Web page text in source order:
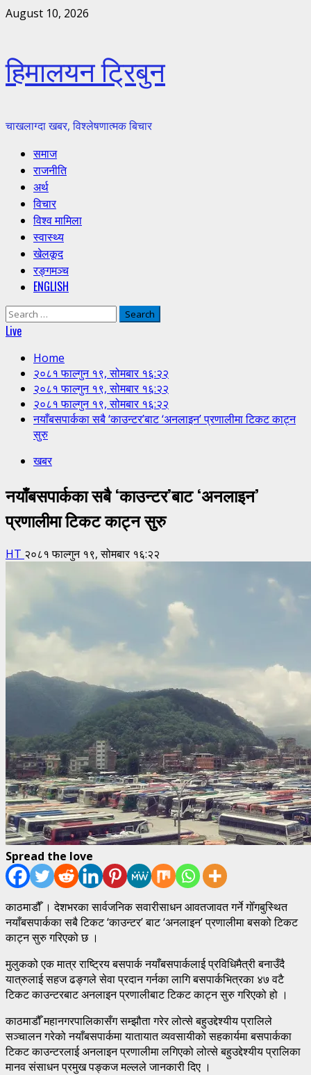
Skip
August 10, 2026
हिमालयन ट्रिबुन
चाखलाग्दा खबर, विश्लेषणात्मक बिचार
Primary
Menu
समाज
राजनीति
अर्थ
विचार
विश्व मामिला
स्वास्थ्य
खेलकूद
रङ्गमञ्च
ENGLISH
Search
for:
Live
Home
२०८१ फाल्गुन १९, सोमबार १६:२२
२०८१ फाल्गुन १९, सोमबार १६:२२
२०८१ फाल्गुन १९, सोमबार १६:२२
नयाँबसपार्कका सबै ‘काउन्टर’बाट ‘अनलाइन’ प्रणालीमा टिकट काट्न
सुरु
खबर
नयाँबसपार्कका सबै ‘काउन्टर’बाट ‘अनलाइन’
प्रणालीमा टिकट काट्न सुरु
HT २०८१ फाल्गुन १९, सोमबार १६:२२
Spread the love
काठमाडौँ । देशभरका सार्वजनिक सवारीसाधन आवतजावत गर्ने गोँगबुस्थित
नयाँबसपार्कका सबै टिकट ‘काउन्टर’ बाट ‘अनलाइन’ प्रणालीमा बसको टिकट
काट्न सुरु गरिएको छ ।
मुलुकको एक मात्र राष्ट्रिय बसपार्क नयाँबसपार्कलाई प्रविधिमैत्री बनाउँदै
यात्रुलाई सहज ढङ्गले सेवा प्रदान गर्नका लागि बसपार्कभित्रका ४७ वटै
टिकट काउन्टरबाट अनलाइन प्रणालीबाट टिकट काट्न सुरु गरिएको हो ।
काठमाडौँ महानगरपालिकासँग सम्झौता गरेर लोत्से बहुउद्देश्यीय प्रालिले
सञ्चालन गरेको नयाँबसपार्कमा यातायात व्यवसायीको सहकार्यमा बसपार्कका
टिकट काउन्टरलाई अनलाइन प्रणालीमा लगिएको लोत्से बहुउद्देश्यीय प्रालिका
मानव संसाधन प्रमुख पङ्कज मल्लले जानकारी दिए ।